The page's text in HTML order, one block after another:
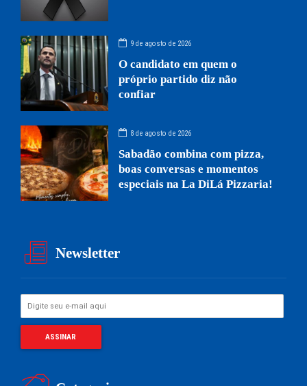
9 de agosto de 2026
O candidato em quem o
próprio partido diz não
confiar
8 de agosto de 2026
Sabadão combina com pizza,
boas conversas e momentos
especiais na La DiLá Pizzaria!
Newsletter